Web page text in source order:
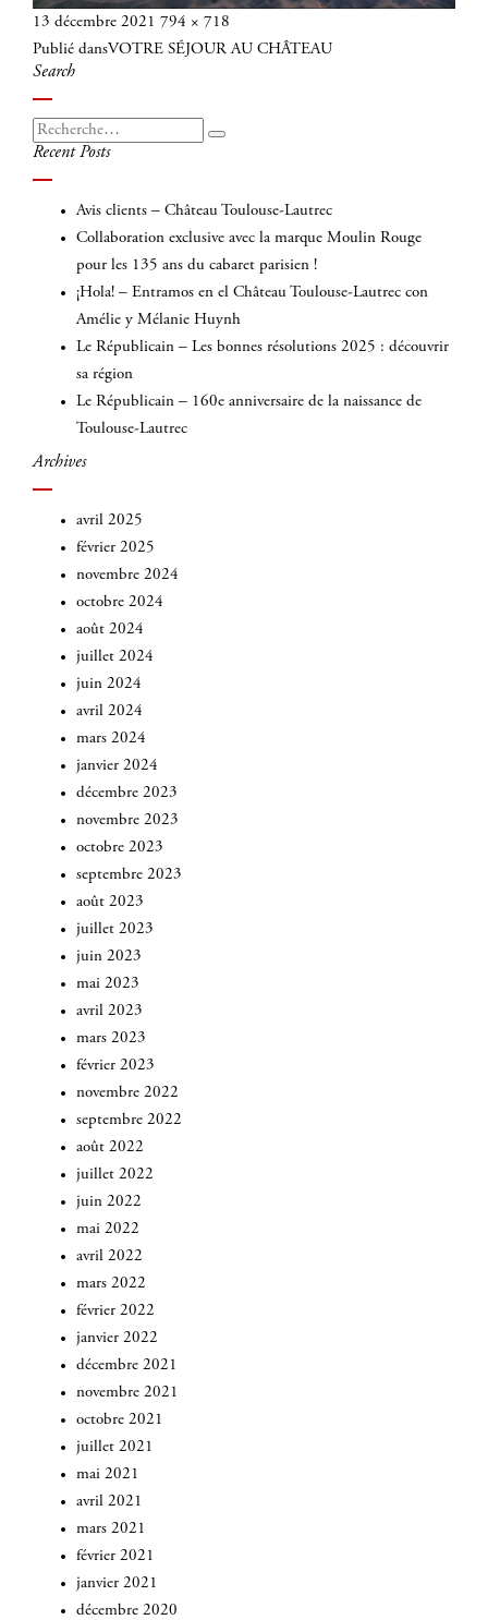
Publié
le
13 décembre 2021 Taille
réelle
794 × 718
Navigation
de
l’article
Publié dansVOTRE SÉJOUR AU CHÂTEAU
Search
Recherche
pour
:
Recherche
Recent Posts
Avis clients – Château Toulouse-Lautrec
Collaboration exclusive avec la marque Moulin Rouge
pour les 135 ans du cabaret parisien !
¡Hola! – Entramos en el Château Toulouse-Lautrec con
Amélie y Mélanie Huynh
Le Républicain – Les bonnes résolutions 2025 : découvrir
sa région
Le Républicain – 160e anniversaire de la naissance de
Toulouse-Lautrec
Archives
avril 2025
février 2025
novembre 2024
octobre 2024
août 2024
juillet 2024
juin 2024
avril 2024
mars 2024
janvier 2024
décembre 2023
novembre 2023
octobre 2023
septembre 2023
août 2023
juillet 2023
juin 2023
mai 2023
avril 2023
mars 2023
février 2023
novembre 2022
septembre 2022
août 2022
juillet 2022
juin 2022
mai 2022
avril 2022
mars 2022
février 2022
janvier 2022
décembre 2021
novembre 2021
octobre 2021
juillet 2021
mai 2021
avril 2021
mars 2021
février 2021
janvier 2021
décembre 2020
INSCRIVEZ-VOUS